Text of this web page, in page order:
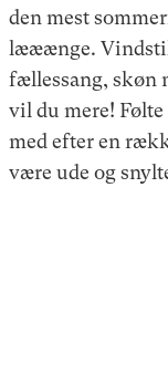
den mest
lææænge.
fællessang, skøn
vil du mere!
med efter en
være ude og